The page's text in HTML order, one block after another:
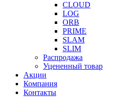
CLOUD
LOG
ORB
PRIME
SLAM
SLIM
Распродажа
Уцененный товар
Акции
Компания
Контакты